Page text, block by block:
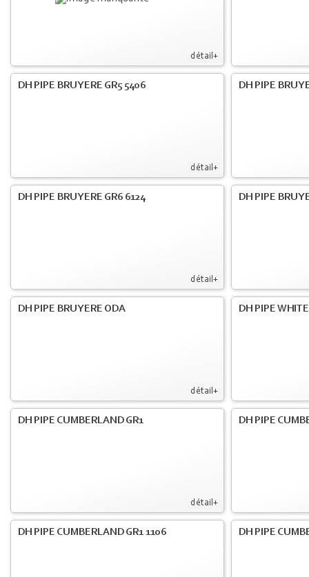
détail+
détail+
DH PIPE BRUYERE GR5 5406 DH PIPE
détail+
DH PIPE BRUYERE GR6 6124 DH PIPE
détail+
DH PIPE BRUYERE ODA DH PIPE
détail+
DH PIPE CUMBERLAND GR1 DH PIPE
DH PIPE CUMBERLAND GR1 1106 DH PIPE